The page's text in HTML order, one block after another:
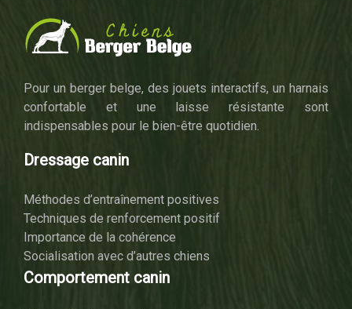
Pour un berger belge, des jouets interactifs, un harnais
confortable et une laisse résistante sont
indispensables pour le bien-être quotidien.
Dressage canin
Méthodes d’entraînement positives
Techniques de renforcement positif
Importance de la cohérence
Socialisation avec d’autres chiens
Comportement canin